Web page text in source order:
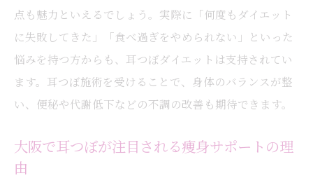
点も魅力といえるでしょう。実際に「何度もダイエット
に失敗してきた」「食べ過ぎをやめられない」といった
悩みを持つ方からも、耳つぼダイエットは支持されてい
ます。耳つぼ施術を受けることで、身体のバランスが整
い、便秘や代謝低下などの不調の改善も期待できます。
大阪で耳つぼが注目される痩身サポートの理
由